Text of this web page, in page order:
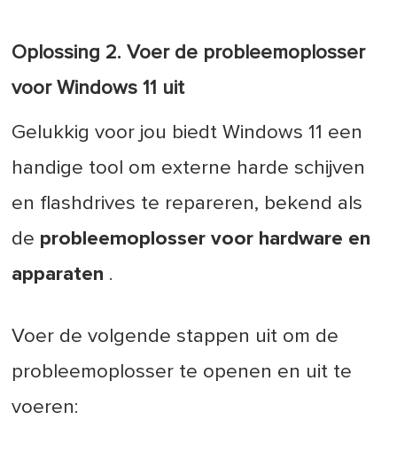
Oplossing 2. Voer de probleemoplosser
voor Windows 11 uit
Gelukkig voor jou biedt Windows 11 een
handige tool om externe harde schijven
en flashdrives te repareren, bekend als
de probleemoplosser voor hardware en
apparaten .
Voer de volgende stappen uit om de
probleemoplosser te openen en uit te
voeren: